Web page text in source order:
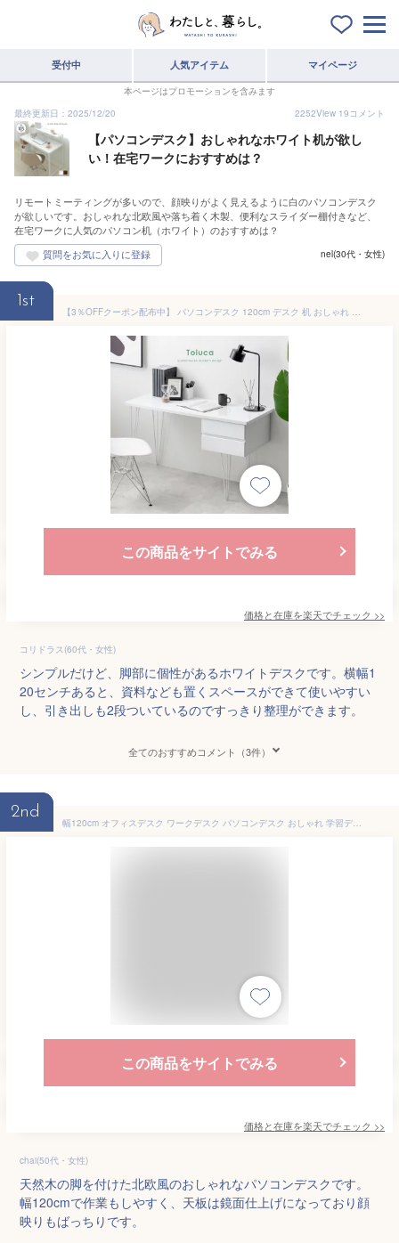
受付中 人気アイテム マイページ
本ページはプロモーションを含みます
最終更新日：2025/12/20
2252View 19コメント
【パソコンデスク】おしゃれなホワイト机が欲し
い！在宅ワークにおすすめは？
リモートミーティングが多いので、顔映りがよく見えるように白のパソコンデスク
が欲しいです。おしゃれな北欧風や落ち着く木製、便利なスライダー棚付きなど、
在宅ワークに人気のパソコン机（ホワイト）のおすすめは？
nel(30代・女性)
1st
【3％OFFクーポン配布中】 パソコンデスク 120cm デスク 机 おしゃれ 収納 PCデスク ワークデスク 白 テレワーク 在宅勤務 木製 120 奥行50cm 北欧 シンプル ホワイト 勉強机 大人 学習机 120cm幅 引き出し かわいい パソコン台 パソコン机 PC台 Toluca
この商品をサイトでみる
価格と在庫を楽天でチェック >>
コリドラス(60代・女性)
シンプルだけど、脚部に個性があるホワイトデスクです。横幅1
20センチあると、資料なども置くスペースができて使いやすい
し、引き出しも2段ついているのですっきり整理ができます。
全てのおすすめコメント（3件）
2nd
幅120cm オフィスデスク ワークデスク パソコンデスク おしゃれ 学習デスク パソコンラック (学習机 勉強机 パソコン台 PCデスク SOHO家具) 北欧 Antwerp 〔アントワープ〕 ホワイト×ナチュラル(パソコン台 オフィス机 PC台 大人)
この商品をサイトでみる
価格と在庫を楽天でチェック >>
chai(50代・女性)
天然木の脚を付けた北欧風のおしゃれなパソコンデスクです。
幅120cmで作業もしやすく、天板は鏡面仕上げになっており顔
映りもばっちりです。